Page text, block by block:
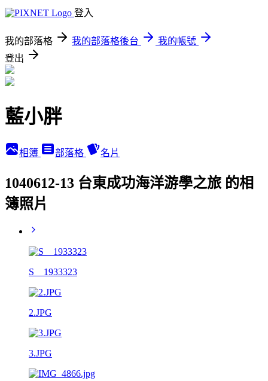
登入
我的部落格 我的部落格後台
我的帳號
登出
藍小胖
相簿 部落格 名片
1040612-13 台東成功海洋游學之旅 的相
簿照片
S__1933323
2.JPG
3.JPG